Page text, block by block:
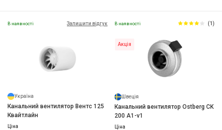
В наявності Залишити відгук
Україна
Канальний вентилятор Вентс 125
Квайтлайн
Ціна
В наявності (1)
Акція
Швеція
Канальний вентилятор Ostberg CK
200 A1-v1
Ціна